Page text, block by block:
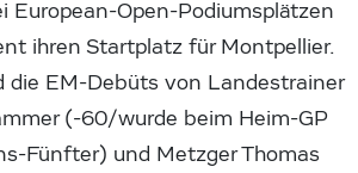
European-Open-Podiumsplätzen
ihren Startplatz für Montpellier.
die EM-Debüts von Landestrainer
(-60/wurde beim Heim-GP
Fünfter) und Metzger Thomas